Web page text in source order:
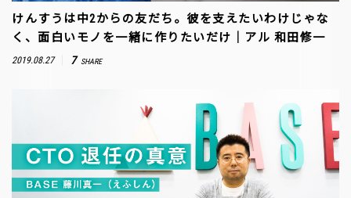
けんすうは中2からの友だち。彼を支えたいわけじゃな
く、面白いモノを一緒に作りたいだけ｜アル 和田修一
2019.08.27 7 SHARE